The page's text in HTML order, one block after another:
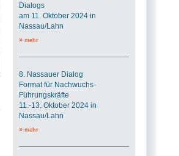
Dialogs
am 11. Oktober 2024 in
Nassau/Lahn
» mehr
8. Nassauer Dialog
Format für Nachwuchs-
Führungskräfte
11.-13. Oktober 2024 in
Nassau/Lahn
» mehr